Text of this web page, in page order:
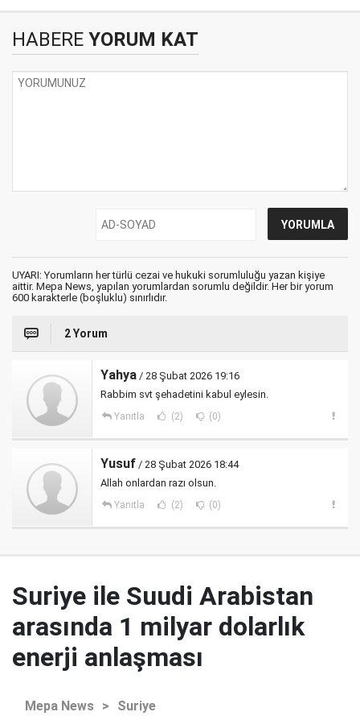
HABERE YORUM KAT
UYARI: Yorumların her türlü cezai ve hukuki sorumluluğu yazan kişiye
aittir. Mepa News, yapılan yorumlardan sorumlu değildir. Her bir yorum
600 karakterle (boşluklu) sınırlıdır.
2 Yorum
Yahya / 28 Şubat 2026 19:16
Rabbim svt şehadetini kabul eylesin.
Yanıtla (2) (0)
Yusuf / 28 Şubat 2026 18:44
Allah onlardan razı olsun.
Yanıtla (2) (0)
Suriye ile Suudi Arabistan
arasında 1 milyar dolarlık
enerji anlaşması
Mepa News > Suriye